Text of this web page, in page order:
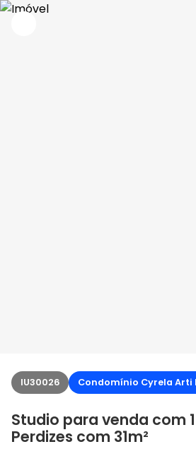
IU30026 Condomínio Cyrela Arti
Studio para venda com
Perdizes com 31m²